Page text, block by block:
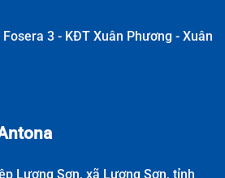
3 - KĐT Xuân Phương - Xuân
Lương Sơn, xã Lương Sơn, tỉnh